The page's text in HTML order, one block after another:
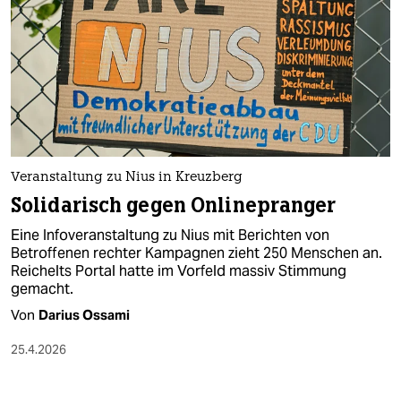
Veranstaltung zu Nius in Kreuzberg
Solidarisch gegen Onlinepranger
Eine Infoveranstaltung zu Nius mit Berichten von
Betroffenen rechter Kampagnen zieht 250 Menschen an.
Reichelts Portal hatte im Vorfeld massiv Stimmung
gemacht.
Von Darius Ossami
25.4.2026